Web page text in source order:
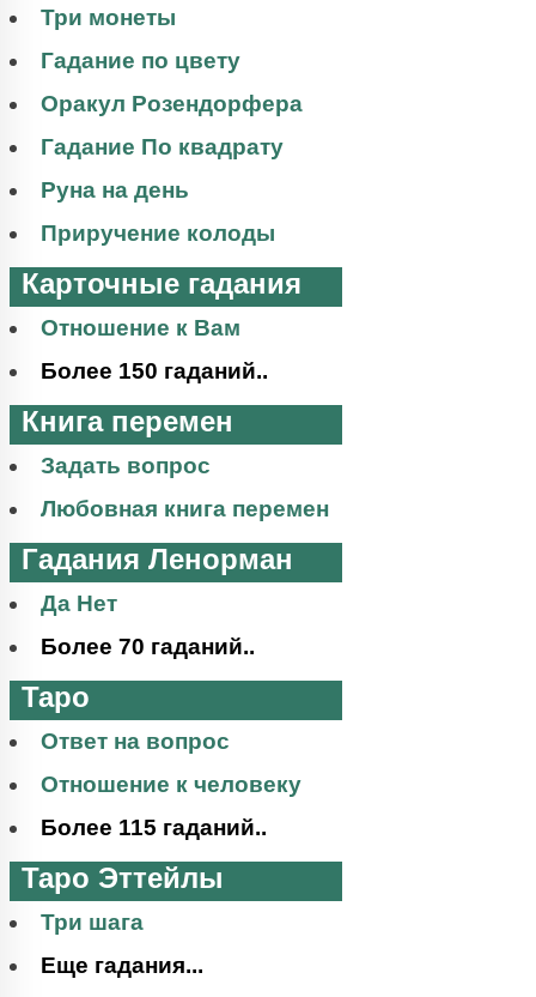
Три монеты
Гадание по цвету
Оракул Розендорфера
Гадание По квадрату
Руна на день
Приручение колоды
Карточные гадания
Отношение к Вам
Более 150 гаданий..
Книга перемен
Задать вопрос
Любовная книга перемен
Гадания Ленорман
Да Нет
Более 70 гаданий..
Таро
Ответ на вопрос
Отношение к человеку
Более 115 гаданий..
Таро Эттейлы
Три шага
Еще гадания...